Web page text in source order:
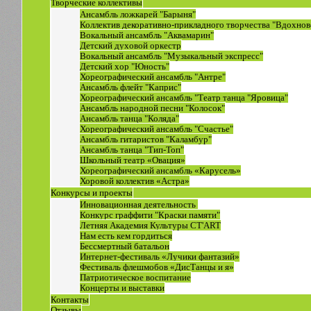
Творческие коллективы
Ансамбль ложкарей "Барыня"
Коллектив декоративно-прикладного творчества
Вокальный ансамбль "Аквамарин"
Детский духовой оркестр
Вокальный ансамбль "Музыкальный экспресс"
Детский хор "Юность"
Хореографический ансамбль "Антре"
Ансамбль флейт "Каприс"
Хореографический ансамбль "Театр танца "Яровица"
Ансамбль народной песни "Колосок"
Ансамбль танца "Коляда"
Хореографический ансамбль "Счастье"
Ансамбль гитаристов "Каламбур"
Ансамбль танца "Тип-Топ"
Школьный театр «Овация»
Хореографический ансамбль «Карусель»
Хоровой коллектив «Астра»
Конкурсы и проекты
Инновационная деятельность
Конкурс граффити "Краски памяти"
Летняя Академия Культуры СТ'ART
Нам есть кем гордиться
Бессмертный батальон
Интернет-фестиваль «Лучики фантазий»
Фестиваль флешмобов «ДисТанцы и я»
Патриотическое воспитание
Концерты и выставки
Контакты